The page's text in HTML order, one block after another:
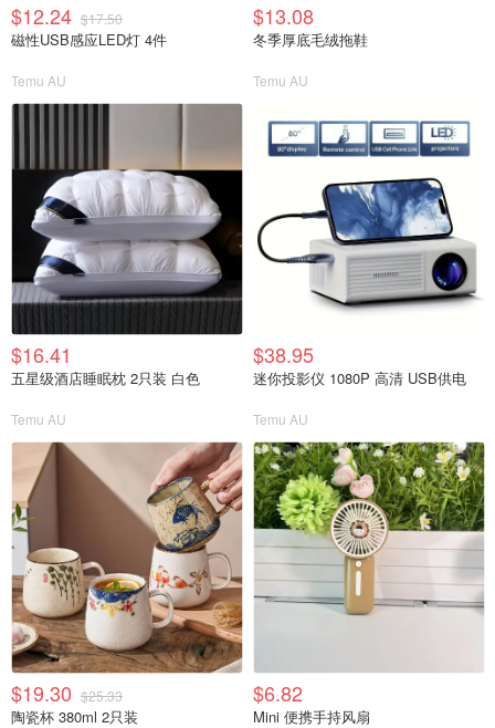
$12.24 $17.50
磁性USB感应LED灯 4件
Temu AU
$13.08
冬季厚底毛绒拖鞋
Temu AU
$16.41
五星级酒店睡眠枕 2只装 白色
Temu AU
$38.95
迷你投影仪 1080P 高清 USB供电
Temu AU
$19.30 $25.33
陶瓷杯 380ml 2只装
$6.82
Mini 便携手持风扇